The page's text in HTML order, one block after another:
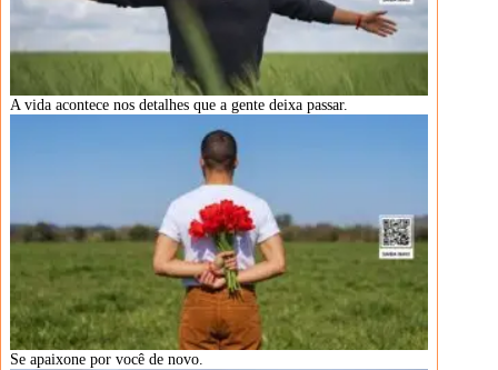
A vida acontece nos detalhes que a gente deixa passar.
Se apaixone por você de novo.